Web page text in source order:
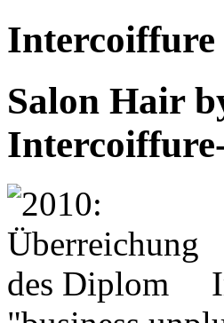
Intercoiffure
Salon Hair